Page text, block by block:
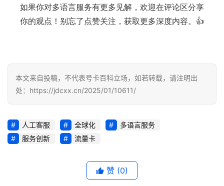
增
值
如果你对多语言服务有更多见解，欢迎在评论区分享
你的观点！别忘了点赞关注，获取更多深度内容。👍
本文来自投稿，不代表号卡百科立场，如若转载，请注明出
处：https://jdcxx.cn/2025/01/10611/
人工客服 全球化
多语言服务
服务创新
流量卡
赞 (0)